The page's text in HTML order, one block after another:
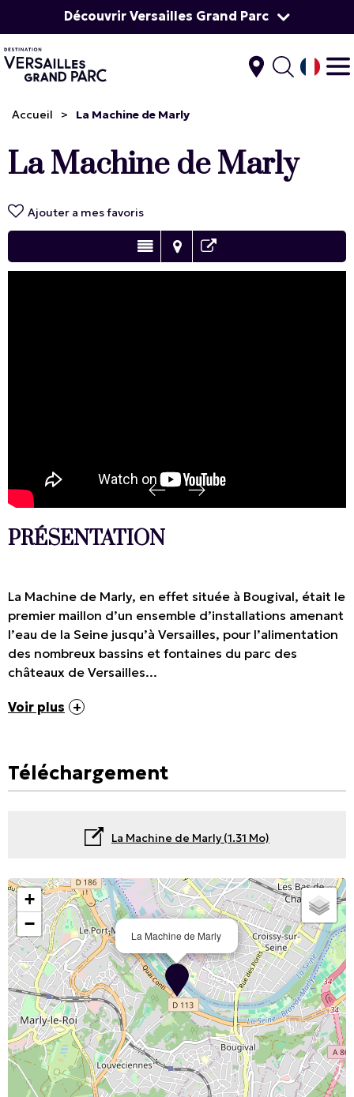
Découvrir Versailles Grand Parc
Accueil > La Machine de Marly
La Machine de Marly
Ajouter a mes favoris
PRÉSENTATION
La Machine de Marly, en effet située à Bougival, était le
premier maillon d’un ensemble d’installations amenant
l’eau de la Seine jusqu’à Versailles, pour l’alimentation
des nombreux bassins et fontaines du parc des
châteaux de Versailles...
Voir plus
Téléchargement
La Machine de Marly(1.31 Mo)
La Machine de Marly
+
−